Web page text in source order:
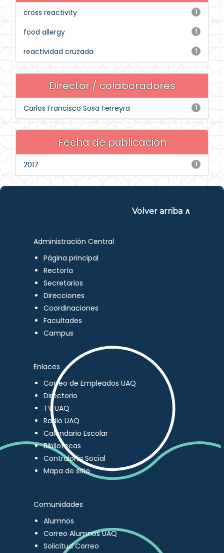
1
cross reactivity
1
food allergy
1
reactividad cruzada
Director / colaboradores
1
Carlos Francisco Sosa Ferreyra
Fecha de publicación
1
2017
Volver arriba ∧
Administración Central
Página principal
Rectoría
Secretarios
Direcciones
Coordinaciones
Facultades
Campus
Enlaces
Correo de Empleados UAQ
Directorio
TV UAQ
Radio UAQ
Calendario Escolar
Bibliotecas
Contraloría Social
Mapa de sitio
Comunidades
Alumnos
Correo Alumnos UAQ
Solicitud Correo